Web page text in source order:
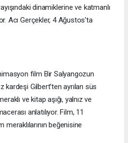
dinamiklerine ve katmanlı
Acı Gerçekler, 4 Ağustos’ta
film Bir Salyangozun
kardeşi Gilbert’ten ayrılan süs
ve kitap aşığı, yalnız ve
anlatılıyor. Film, 11
beğenisine